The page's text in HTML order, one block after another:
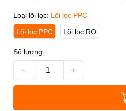
Loại lõi lọc: Lõi lọc PPC
Lõi lọc PPC Lõi lọc RO
Số lượng:
− +